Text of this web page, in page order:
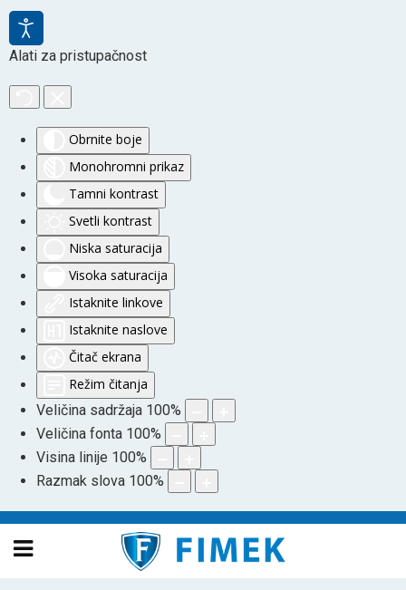
Alati za pristupačnost
Obrnite boje
Monohromni prikaz
Tamni kontrast
Svetli kontrast
Niska saturacija
Visoka saturacija
Istaknite linkove
Istaknite naslove
Čitač ekrana
Režim čitanja
Veličina sadržaja 100%
Veličina fonta 100%
Visina linije 100%
Razmak slova 100%